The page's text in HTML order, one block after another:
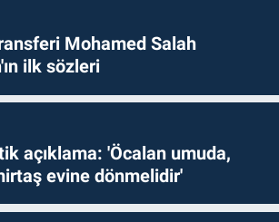
Mohamed Salah
ilk sözleri
açıklama: 'Öcalan umuda,
evine dönmelidir'